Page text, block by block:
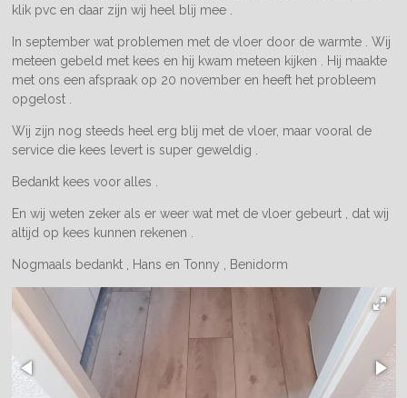
klik pvc en daar zijn wij heel blij mee .
In september wat problemen met de vloer door de warmte . Wij
meteen gebeld met kees en hij kwam meteen kijken . Hij maakte
met ons een afspraak op 20 november en heeft het probleem
opgelost .
Wij zijn nog steeds heel erg blij met de vloer, maar vooral de
service die kees levert is super geweldig .
Bedankt kees voor alles .
En wij weten zeker als er weer wat met de vloer gebeurt , dat wij
altijd op kees kunnen rekenen .
Nogmaals bedankt , Hans en Tonny , Benidorm